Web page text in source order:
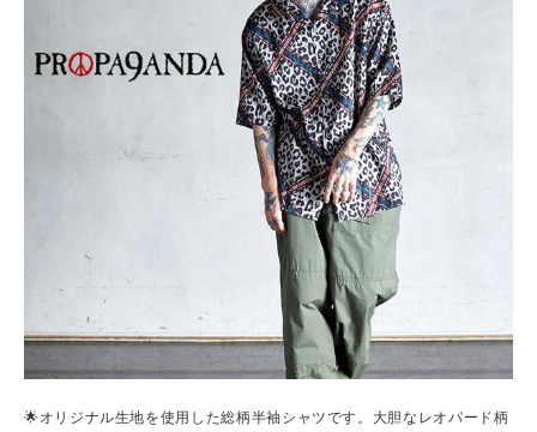
🌟オリジナル生地を使用した総柄半袖シャツです。大胆なレオパード柄